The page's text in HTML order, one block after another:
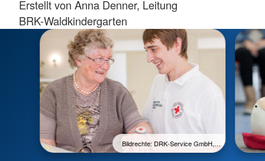
Erstellt von Anna Denner, Leitung
BRK-Waldkindergarten
Bildrechte: DRK-Service GmbH,…